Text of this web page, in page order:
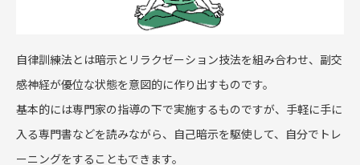
自律訓練法とは暗示とリラクゼーション技法を組み合わせ、副交
感神経が優位な状態を意図的に作り出すものです。
基本的には専門家の指導の下で実施するものですが、手軽に手に
入る専門書などを読みながら、自己暗示を駆使して、自分でトレ
ーニングをすることもできます。